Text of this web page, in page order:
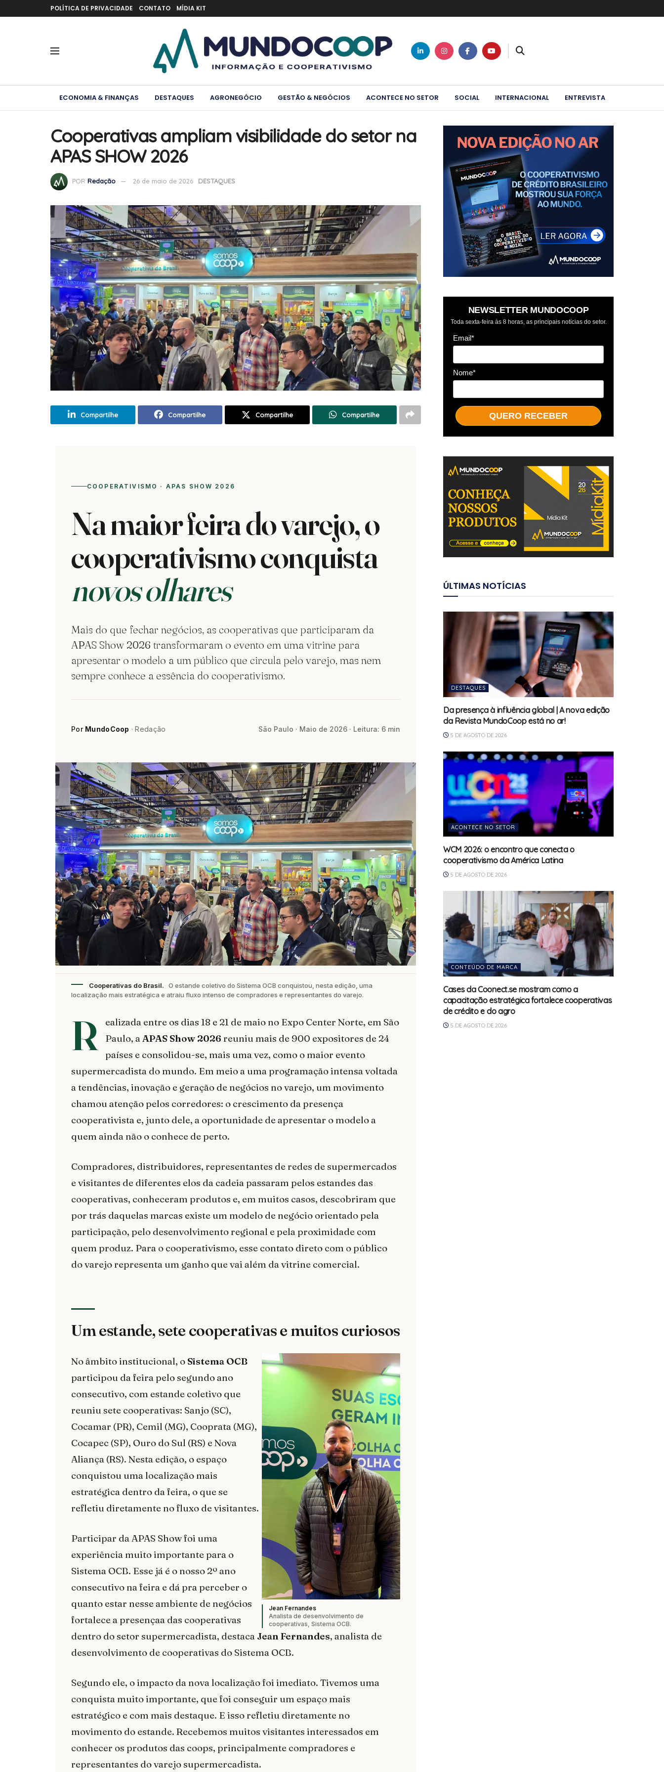
POLÍTICA DE PRIVACIDADE CONTATO MÍDIA KIT
ECONOMIA & FINANÇAS DESTAQUES AGRONEGÓCIO GESTÃO & NEGÓCIOS ACONTECE NO SETOR SOCIAL INTERNACIONAL ENTREVISTA
Cooperativas ampliam visibilidade do setor na
APAS SHOW 2026
POR Redação 26 de maio de 2026 DESTAQUES
Compartilhe Compartilhe Compartilhe Compartilhe
COOPERATIVISMO · APAS SHOW 2026
Na maior feira do varejo, o
cooperativismo conquista
novos olhares
Mais do que fechar negócios, as cooperativas que participaram da
APAS Show 2026 transformaram o evento em uma vitrine para
apresentar o modelo a um público que circula pelo varejo, mas nem
sempre conhece a essência do cooperativismo.
Por MundoCoop · Redação São Paulo · Maio de 2026 · Leitura: 6 min
Cooperativas do Brasil.
O estande coletivo do Sistema OCB conquistou, nesta edição, uma
localização mais estratégica e atraiu fluxo intenso de compradores e representantes do varejo.
R
ealizada entre os dias 18 e 21 de maio no Expo Center Norte, em São
Paulo, aAPAS Show 2026 reuniu mais de 900 expositores de 24
países e consolidou-se, mais uma vez, como o maior evento
supermercadista do mundo. Em meio a uma programação intensa voltada
a tendências, inovação e geração de negócios no varejo, um movimento
chamou atenção pelos corredores: o crescimento da presença
cooperativista e, junto dele, a oportunidade de apresentar o modelo a
quem ainda não o conhece de perto.
Compradores, distribuidores, representantes de redes de supermercados
e visitantes de diferentes elos da cadeia passaram pelos estandes das
cooperativas, conheceram produtos e, em muitos casos, descobriram que
por trás daquelas marcas existe um modelo de negócio orientado pela
participação, pelo desenvolvimento regional e pela proximidade com
quem produz. Para o cooperativismo, esse contato direto com o público
do varejo representa um ganho que vai além da vitrine comercial.
Um estande, sete cooperativas e muitos curiosos
Jean Fernandes
Analista de desenvolvimento de
cooperativas, Sistema OCB.
No âmbito institucional, o Sistema OCB
participou da feira pelo segundo ano
consecutivo, com estande coletivo que
reuniu sete cooperativas: Sanjo (SC),
Cocamar (PR), Cemil (MG), Cooprata (MG),
Cocapec (SP), Ouro do Sul (RS) e Nova
Aliança (RS). Nesta edição, o espaço
conquistou uma localização mais
estratégica dentro da feira, o que se
refletiu diretamente no fluxo de visitantes.
Participar da APAS Show foi uma
experiência muito importante para o
Sistema OCB. Esse já é o nosso 2º ano
consecutivo na feira e dá pra perceber o
quanto estar nesse ambiente de negócios
fortalece a presençaa das cooperativas
dentro do setor supermercadista, destaca Jean Fernandes, analista de
desenvolvimento de cooperativas do Sistema OCB.
Segundo ele, o impacto da nova localização foi imediato. Tivemos uma
conquista muito importante, que foi conseguir um espaço mais
estratégico e com mais destaque. E isso refletiu diretamente no
movimento do estande. Recebemos muitos visitantes interessados em
conhecer os produtos das coops, principalmente compradores e
representantes do varejo supermercadista.
NEWSLETTER MUNDOCOOP
Toda sexta-feira às 8 horas, as principais notícias do setor.
Email*
Nome*
QUERO RECEBER
ÚLTIMAS NOTÍCIAS
DESTAQUES
Da presença à influência global | A nova edição
da Revista MundoCoop está no ar!
5 DE AGOSTO DE 2026
ACONTECE NO SETOR
WCM 2026: o encontro que conecta o
cooperativismo da América Latina
5 DE AGOSTO DE 2026
CONTEÚDO DE MARCA
Cases da Coonect.se mostram como a
capacitação estratégica fortalece cooperativas
de crédito e do agro
5 DE AGOSTO DE 2026